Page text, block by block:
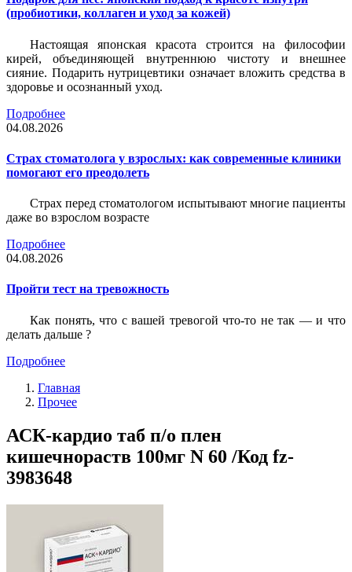
(пробиотики, коллаген и уход за кожей)
Настоящая японская красота строится на философии
кирей, объединяющей внутреннюю чистоту и внешнее
сияние. Подарить нутрицевтики означает вложить средства в
здоровье и осознанный уход.
Подробнее
04.08.2026
Страх стоматолога у взрослых: как современные клиники
помогают его преодолеть
Страх перед стоматологом испытывают многие пациенты
даже во взрослом возрасте
Подробнее
04.08.2026
Пройти тест на тревожность
Как понять, что с вашей тревогой что-то не так — и что
делать дальше ?
Подробнее
Главная
Прочее
АСК-кардио таб п/о плен
кишечнораств 100мг N 60 /Код fz-
3983648